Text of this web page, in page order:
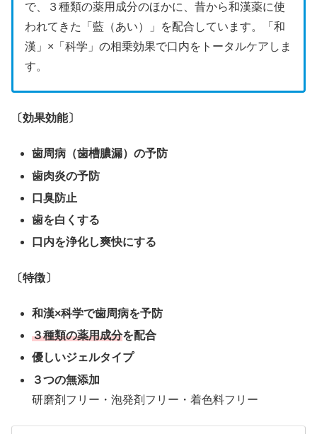
で、３種類の薬用成分のほかに、昔から和漢薬に使
われてきた「藍（あい）」を配合しています。「和
漢」×「科学」の相乗効果で口内をトータルケアしま
す。
〔効果効能〕
歯周病（歯槽膿漏）の予防
歯肉炎の予防
口臭防止
歯を白くする
口内を浄化し爽快にする
〔特徴〕
和漢×科学で歯周病を予防
３種類の薬用成分を配合
優しいジェルタイプ
３つの無添加
研磨剤フリー・泡発剤フリー・着色料フリー